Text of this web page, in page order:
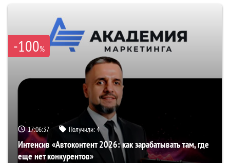
-100%
17:06:36 Получили:4
Интенсив «Автоконтент 2026: как зарабатывать там, где
еще нет конкурентов»